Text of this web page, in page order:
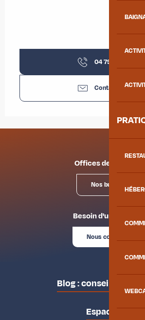
04 79 83 51
Contactez-nous
Offices de tourisme
Nos bureaux
Besoin d'un conseil ?
Nous contacter
Blog : conseils des
Espace pro